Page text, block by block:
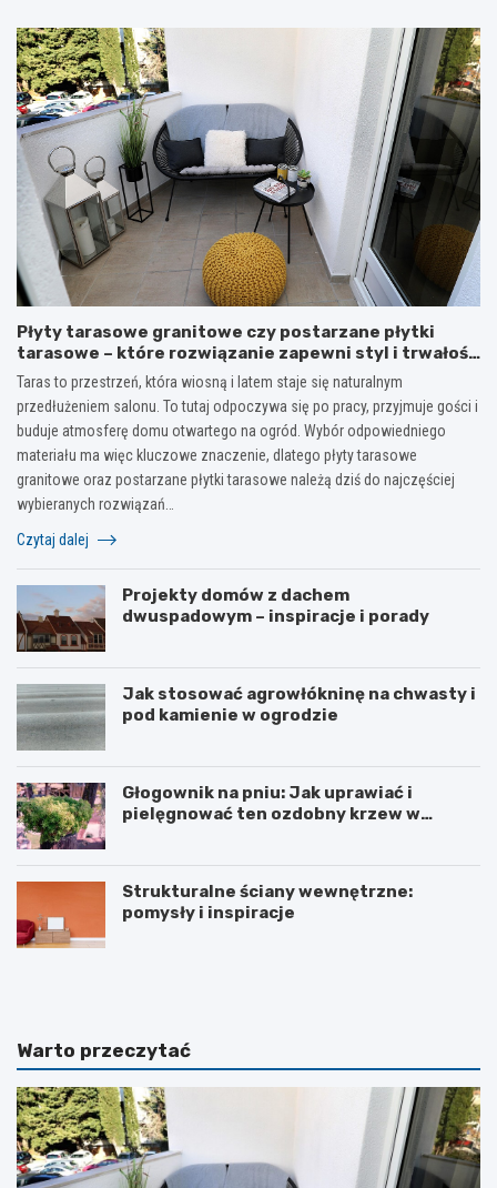
Płyty tarasowe granitowe czy postarzane płytki
tarasowe – które rozwiązanie zapewni styl i trwałość
na lata?
Taras to przestrzeń, która wiosną i latem staje się naturalnym
przedłużeniem salonu. To tutaj odpoczywa się po pracy, przyjmuje gości i
buduje atmosferę domu otwartego na ogród. Wybór odpowiedniego
materiału ma więc kluczowe znaczenie, dlatego płyty tarasowe
granitowe oraz postarzane płytki tarasowe należą dziś do najczęściej
wybieranych rozwiązań…
Czytaj dalej
Projekty domów z dachem
dwuspadowym – inspiracje i porady
Jak stosować agrowłókninę na chwasty i
pod kamienie w ogrodzie
Głogownik na pniu: Jak uprawiać i
pielęgnować ten ozdobny krzew w
Strukturalne ściany wewnętrzne:
pomysły i inspiracje
S
t
u
r
a
l
n
e
S
c
z
k
i
s
z
k
Warto przeczytać